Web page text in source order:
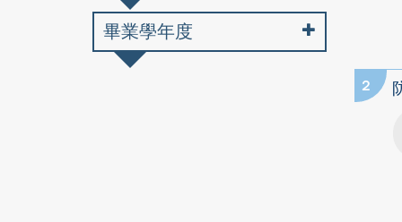
2
畢業學年度